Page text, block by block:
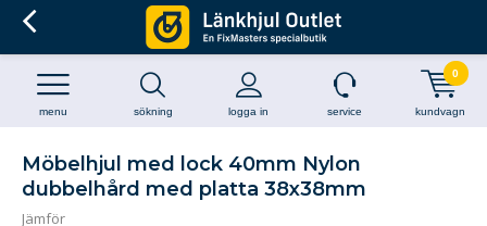
sökning logga in
menu service kundvagn
0
Möbelhjul med lock 40mm Nylon
dubbelhård med platta 38x38mm
Jämför